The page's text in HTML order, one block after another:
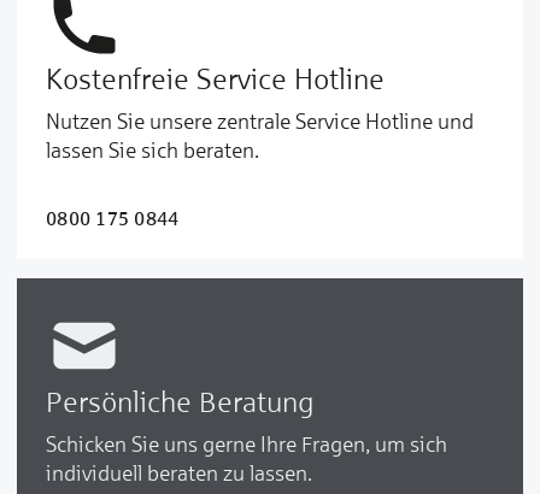
Kostenfreie Service Hotline
Nutzen Sie unsere zentrale Service Hotline und
lassen Sie sich beraten.
0800 175 0844
Persönliche Beratung
Schicken Sie uns gerne Ihre Fragen, um sich
individuell beraten zu lassen.